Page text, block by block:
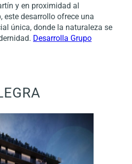
y en proximidad al
este desarrollo ofrece una
única, donde la naturaleza se
Desarrolla Grupo